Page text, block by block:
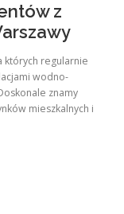
z
których regularnie
wodno-
znamy
mieszkalnych i